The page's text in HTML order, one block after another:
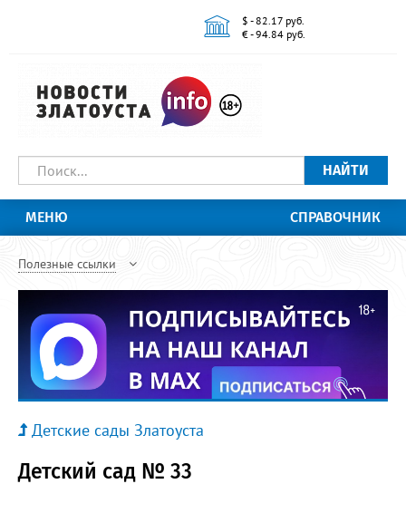
$ - 82.17 руб.
€ - 94.84 руб.
НАЙТИ
МЕНЮ СПРАВОЧНИК
Полезные ссылки
Детские сады Златоуста
Детский сад № 33